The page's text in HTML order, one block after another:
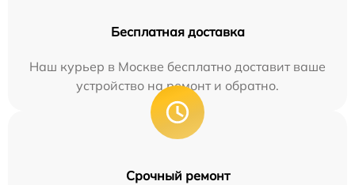
Бесплатная доставка
Наш курьер в Москве бесплатно доставит ваше
устройство на ремонт и обратно.
Срочный ремонт